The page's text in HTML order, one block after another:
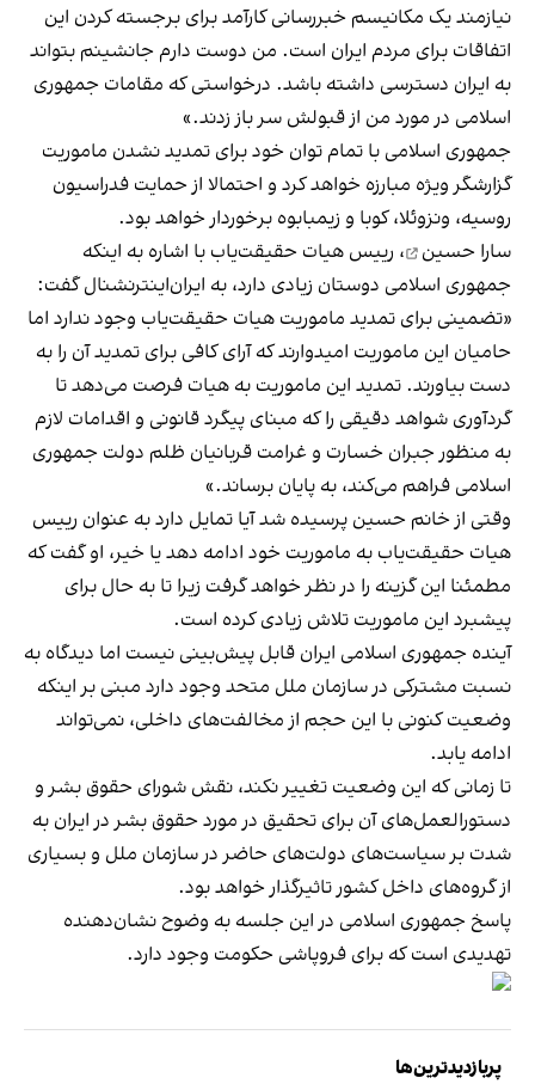
نیازمند یک مکانیسم خبررسانی کارآمد برای برجسته کردن این‌
اتفاقات برای مردم ایران است. من دوست دارم جانشینم بتواند
به ایران دسترسی داشته ‌باشد. درخواستی که مقامات جمهوری
اسلامی در مورد من از قبولش سر باز زدند.»
جمهوری اسلامی با تمام توان خود برای تمدید نشدن ماموریت
گزارشگر ویژه مبارزه خواهد ‌کرد و احتمالا از حمایت فدراسیون
روسیه، ونزوئلا، کوبا و زیمبابوه برخوردار خواهد بود.
سارا حسین
، رییس هیات حقیقت‌یاب با اشاره به اینکه
جمهوری اسلامی دوستان زیادی دارد، به ایران‌اینترنشنال گفت:
«تضمینی برای تمدید ماموریت هیات حقیقت‌یاب وجود ندارد اما
حامیان این ماموریت امیدوارند که آرای کافی برای تمدید آن را به
دست‌ بیاورند. تمدید این ماموریت به هیات فرصت می‌دهد تا
گردآوری شواهد دقیقی را که مبنای پیگرد قانونی و اقدامات لازم
به منظور جبران خسارت و غرامت قربانیان ظلم دولت جمهوری
اسلامی فراهم می‌کند، به پایان برساند.»
وقتی از خانم حسین پرسیده ‌شد آیا تمایل دارد به عنوان رییس
هیات حقیقت‌یاب به ماموریت خود ادامه دهد یا خیر، او گفت که
مطمئنا این گزینه را در نظر خواهد ‌گرفت زیرا تا به حال برای
پیشبرد این ماموریت تلاش زیادی کرده‌ است.
آینده جمهوری اسلامی ایران قابل پیش‌بینی نیست اما دیدگاه به
نسبت مشترکی در سازمان ملل متحد وجود دارد مبنی بر اینکه
وضعیت کنونی با این حجم از مخالفت‌های داخلی، نمی‌تواند
ادامه یابد.
تا زمانی که این وضعیت تغییر نکند، نقش شورای حقوق بشر و
دستورالعمل‌های آن برای تحقیق در مورد حقوق بشر در ایران به
شدت بر سیاست‌های دولت‌های حاضر در سازمان ملل و بسیاری
از گروه‌های داخل کشور تاثیرگذار خواهد ‌بود.
پاسخ جمهوری اسلامی در این جلسه به وضوح نشان‌دهنده
تهدیدی است که برای فروپاشی حکومت وجود دارد.
پربازدیدترین‌ها